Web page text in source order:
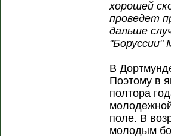
хорошей
проведет
дальше
"Боруссии"
В
Поэтому в
полтора
поле. В
молодым